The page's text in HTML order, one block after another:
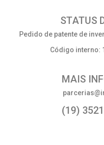
STATUS
Pedido de patente de
Código interno:
MAIS
(19)